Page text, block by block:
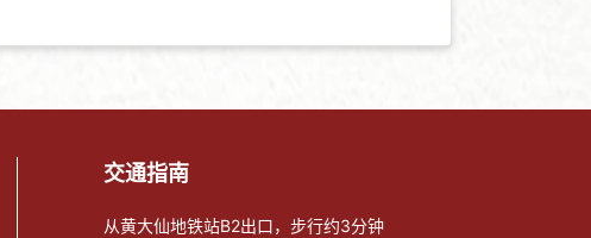
交通指南
从黄大仙地铁站B2出口，步行约3分钟